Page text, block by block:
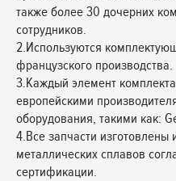
также более 30 дочерних
сотрудников.
2.Используются
французского производства.
3.Каждый элемент
европейскими
оборудования, такими как:
4.Все запчасти изготовлены
металлических сплавов
сертификации.